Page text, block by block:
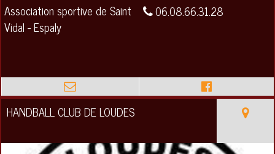
Association sportive de Saint
Vidal - Espaly
06.08.66.31.28
HANDBALL CLUB DE LOUDES